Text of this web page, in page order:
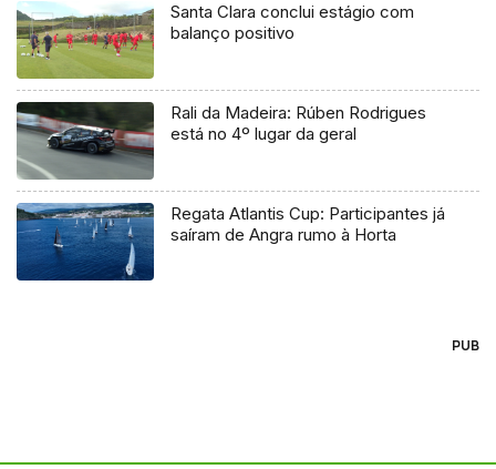
Santa Clara conclui estágio com
balanço positivo
Rali da Madeira: Rúben Rodrigues
está no 4º lugar da geral
Regata Atlantis Cup: Participantes já
saíram de Angra rumo à Horta
PUB